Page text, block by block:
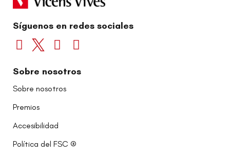
Síguenos en redes sociales
Sobre nosotros
Sobre nosotros
Premios
Accesibilidad
Política del FSC ®